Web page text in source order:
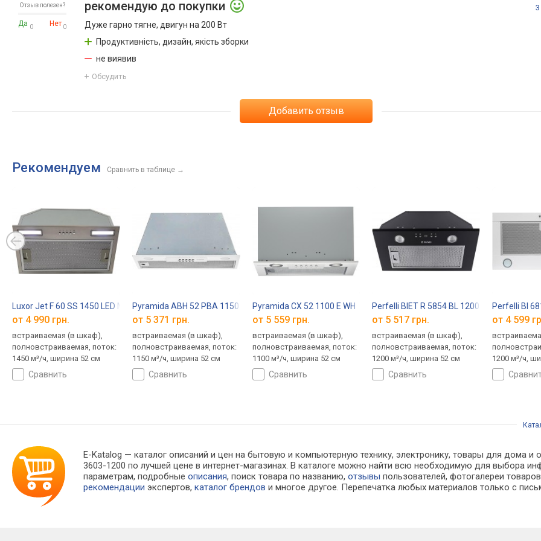
Отзыв полезен?
Да 0 Нет 0
рекомендую до покупки
Дуже гарно тягне, двигун на 200 Вт
Продуктивність, дизайн, якість зборки
не виявив
Обсудить
Добавить отзыв
Рекомендуем Сравнить в таблице →
Luxor Jet F 60 SS 1450 LED Mechanic
от 4 990 грн.
встраиваемая (в шкаф),
полновстраиваемая, поток:
1450 м³/ч, ширина 52 см
сравнить
Pyramida ABH 52 PBA 1150 WH
от 5 371 грн.
встраиваемая (в шкаф),
полновстраиваемая, поток:
1150 м³/ч, ширина 52 см
сравнить
Pyramida CX 52 1100 E WH
от 5 559 грн.
встраиваемая (в шкаф),
полновстраиваемая, поток:
1100 м³/ч, ширина 52 см
сравнить
Perfelli BIET R 5854 BL 1200 LED
от 5 517 грн.
встраиваемая (в шкаф),
полновстраиваемая, поток:
1200 м³/ч, ширина 52 см
сравнить
Perfelli BI
от 4 599
1200 м³/ч,
E-Katalog — каталог описаний и цен на бытовую и компьютерную технику, электронику, товары для дома
3603-1200 по лучшей цене в интернет-магазинах. В каталоге можно найти всю необходимую для выбора
параметрам, подробныеописания, поиск товара по названию,отзывы пользователей, фотогалереи
рекомендации экспертов,каталог брендов и многое другое. Перепечатка любых материалов только с